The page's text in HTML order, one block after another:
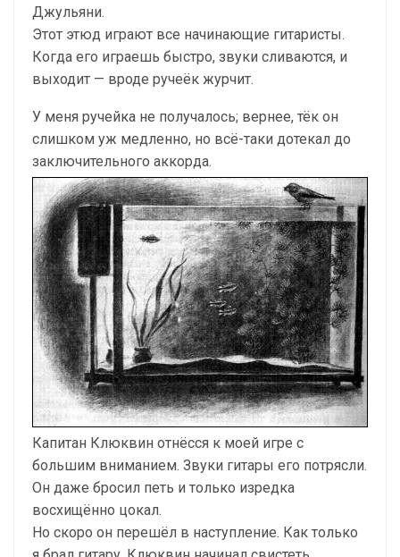
Джульяни.
Этот этюд играют все начинающие гитаристы.
Когда его играешь быстро, звуки сливаются, и
выходит — вроде ручеёк журчит.
У меня ручейка не получалось; вернее, тёк он
слишком уж медленно, но всё-таки дотекал до
заключительного аккорда.
Капитан Клюквин отнёсся к моей игре с
большим вниманием. Звуки гитары его потрясли.
Он даже бросил петь и только изредка
восхищённо цокал.
Но скоро он перешёл в наступление. Как только